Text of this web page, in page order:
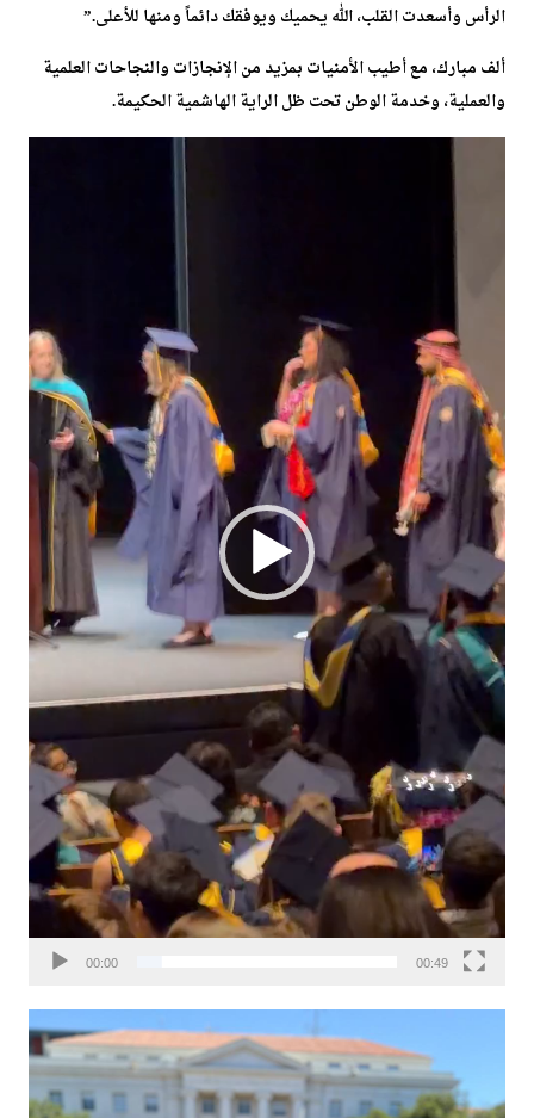
الرأس وأسعدت القلب، الله يحميك ويوفقك دائماً ومنها للأعلى.”
ألف مبارك، مع أطيب الأمنيات بمزيد من الإنجازات والنجاحات العلمية
والعملية، وخدمة الوطن تحت ظل الراية الهاشمية الحكيمة.
00:00 00:49